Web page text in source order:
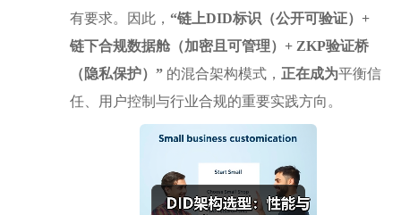
有要求。因此，“链上DID标识（公开可验证）+
链下合规数据舱（加密且可管理）+ ZKP验证桥
（隐私保护）” 的混合架构模式， 正在成为平衡信
任、用户控制与行业合规的重要实践方向。